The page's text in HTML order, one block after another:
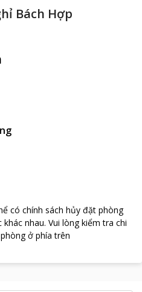
Bách Hợp
có chính sách hủy đặt phòng
khác nhau. Vui lòng kiểm tra chi
ở phía trên